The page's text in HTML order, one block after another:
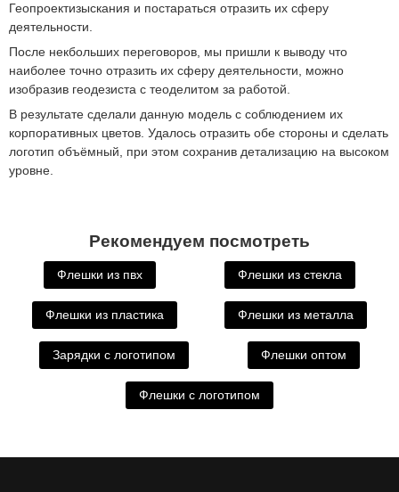
Геопроектизыскания и постараться отразить их сферу
деятельности.
После некбольших переговоров, мы пришли к выводу что
наиболее точно отразить их сферу деятельности, можно
изобразив геодезиста с теоделитом за работой.
В результате сделали данную модель с соблюдением их
корпоративных цветов. Удалось отразить обе стороны и сделать
логотип объёмный, при этом сохранив детализацию на высоком
уровне.
Рекомендуем посмотреть
Флешки из пвх Флешки из стекла
Флешки из пластика Флешки из металла
Зарядки с логотипом Флешки оптом
Флешки с логотипом